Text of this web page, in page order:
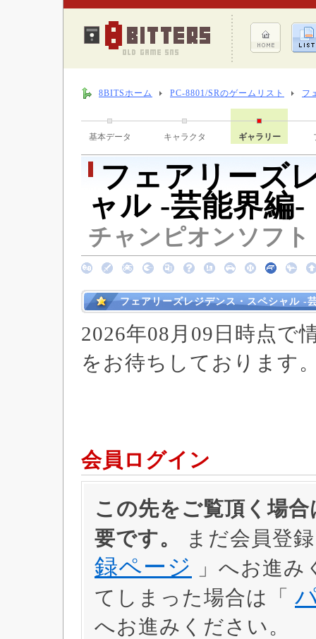
8BITSホーム PC-8801/SRのゲームリスト フ
基本データ キャラクタ ギャラリー
フェアリーズ
ャル -芸能界編-
チャンピオンソフ
フェアリーズレジデンス・スペシャル -
2026年08月09日時点で
をお待ちしております
会員ログイン
この先をご覧頂く場
要です。
まだ会員登
録ページ
」へお進
てしまった場合は「
へお進みください。